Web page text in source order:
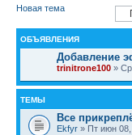
Новая тема
ОБЪЯВЛЕНИЯ
Добавление
trinitrone100 »
ТЕМЫ
Все
Ekfyr » Пт июн